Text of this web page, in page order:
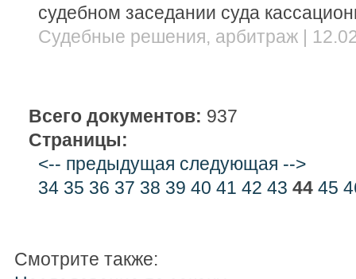
судебном заседании суда
Судебные решения, арбитраж |
Всего документов: 937
Страницы:
<-- предыдущая следующая -->
34 35 36 37 38 39 40 41 42 43 44 45
Смотрите также: